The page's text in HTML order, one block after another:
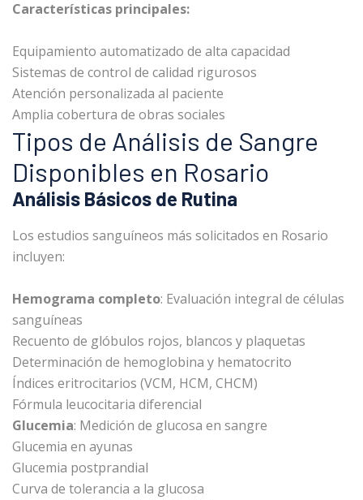
Características principales:
Equipamiento automatizado de alta capacidad
Sistemas de control de calidad rigurosos
Atención personalizada al paciente
Amplia cobertura de obras sociales
Tipos de Análisis de Sangre
Disponibles en Rosario
Análisis Básicos de Rutina
Los estudios sanguíneos más solicitados en Rosario
incluyen:
Hemograma completo: Evaluación integral de células
sanguíneas
Recuento de glóbulos rojos, blancos y plaquetas
Determinación de hemoglobina y hematocrito
Índices eritrocitarios (VCM, HCM, CHCM)
Fórmula leucocitaria diferencial
Glucemia: Medición de glucosa en sangre
Glucemia en ayunas
Glucemia postprandial
Curva de tolerancia a la glucosa